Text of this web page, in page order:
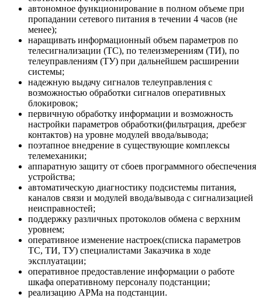
автономное функционирование в полном объеме при
пропадании сетевого питания в течении 4 часов (не
менее);
наращивать информационный объем параметров по
телесигнализации (ТС), по телеизмерениям (ТИ), по
телеуправлениям (ТУ) при дальнейшем расширении
системы;
надежную выдачу сигналов телеуправления с
возможностью обработки сигналов оперативных
блокировок;
первичную обработку информации и возможность
настройки параметров обработки(фильтрация, дребезг
контактов) на уровне модулей ввода/вывода;
поэтапное внедрение в существующие комплексы
телемеханики;
аппаратную защиту от сбоев программного обеспечения
устройства;
автоматическую диагностику подсистемы питания,
каналов связи и модулей ввода/вывода с сигнализацией
неисправностей;
поддержку различных протоколов обмена с верхним
уровнем;
оперативное изменение настроек(списка параметров
ТС, ТИ, ТУ) специалистами Заказчика в ходе
эксплуатации;
оперативное предоставление информации о работе
шкафа оперативному персоналу подстанции;
реализацию АРМа на подстанции.